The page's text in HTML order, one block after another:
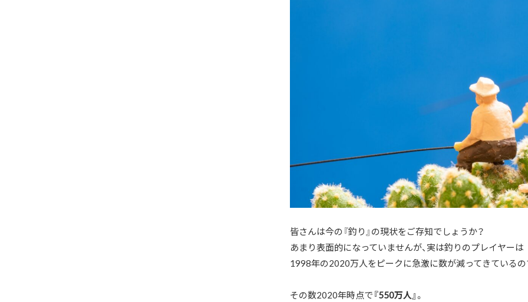
皆さんは今の『釣り』の現状をご存知でしょうか？
あまり表面的になっていませんが、実は釣りのプレイヤーは
1998年の2020万人をピークに急激に数が減ってきているの
その数2020年時点で『550万人』。